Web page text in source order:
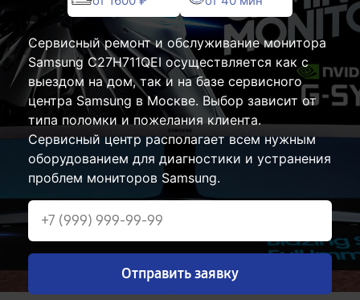
Сервисный ремонт и обслуживание монитора
Samsung C27H711QEI осуществляется как с
выездом на дом, так и на базе сервисного
центра Samsung в Москве. Выбор зависит от
типа поломки и пожелания клиента.
Сервисный центр располагает всем нужным
оборудованием для диагностики и устранения
проблем мониторов Samsung.
Отправить заявку